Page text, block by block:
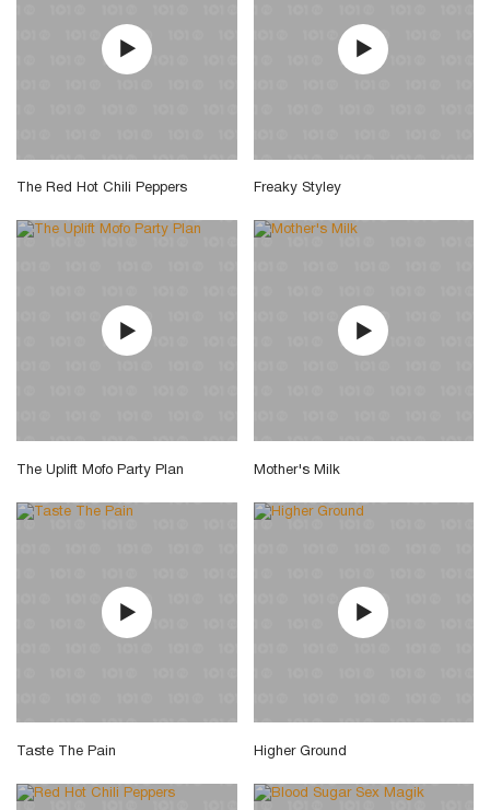
The Red Hot Chili Peppers Freaky Styley
The Uplift Mofo Party Plan Mother's Milk
Taste The Pain Higher Ground